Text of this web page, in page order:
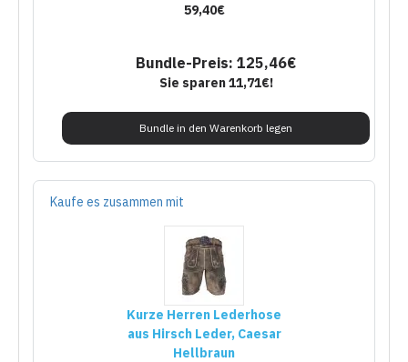
59,40€
Bundle-Preis: 125,46€
Sie sparen 11,71€!
Bundle in den Warenkorb legen
Kaufe es zusammen mit
Kurze Herren Lederhose
aus Hirsch Leder, Caesar
Hellbraun